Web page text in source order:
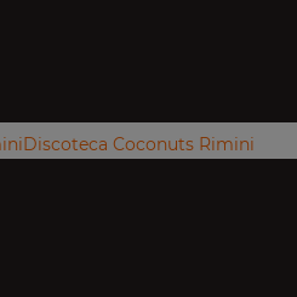
Discoteca Coconuts Rimini